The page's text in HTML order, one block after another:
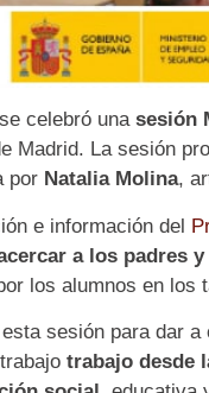
celebró una sesión
Madrid. La sesión
por Natalia Molina,
e información del
a los padres
los alumnos en los
sesión para dar a
trabajo desde